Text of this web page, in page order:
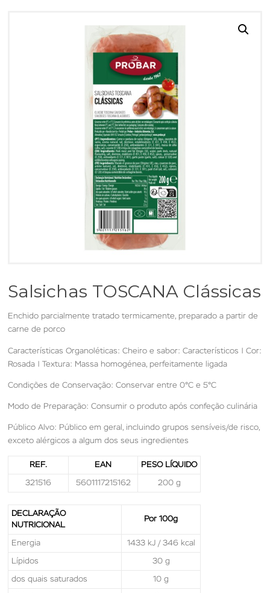
Salsichas TOSCANA Clássicas
Enchido parcialmente tratado termicamente, preparado a partir de
carne de porco
Características Organoléticas: Cheiro e sabor: Característicos | Cor:
Rosada | Textura: Massa homogénea, perfeitamente ligada
Condições de Conservação: Conservar entre 0°C e 5°C
Modo de Preparação: Consumir o produto após confeção culinária
Público Alvo: Público em geral, incluindo grupos sensíveis/de risco,
exceto alérgicos a algum dos seus ingredientes
REF. EAN PESO LÍQUIDO
321516 5601117215162 200 g
DECLARAÇÃO
NUTRICIONAL
Por 100g
Energia 1433 kJ / 346 kcal
Lípidos 30 g
dos quais saturados 10 g